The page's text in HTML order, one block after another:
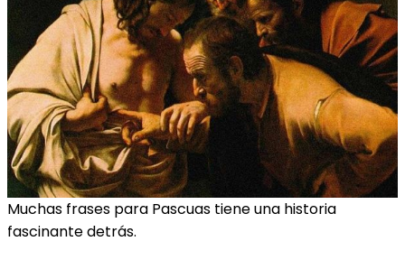
Muchas frases para Pascuas tiene una historia
fascinante detrás.